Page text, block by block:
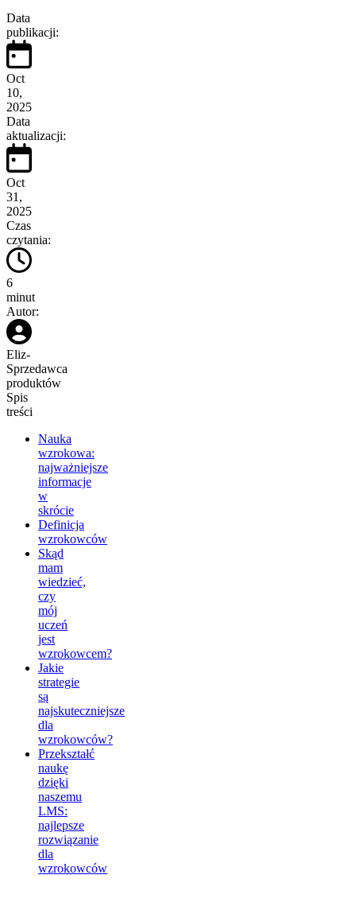
Data
publikacji:
Oct
10,
2025
Data
aktualizacji:
Oct
31,
2025
Czas
czytania:
6
minut
Autor:
Eliz-
Sprzedawca
produktów
Spis
treści
Nauka
wzrokowa:
najważniejsze
informacje
w
skrócie
Definicja
wzrokowców
Skąd
mam
wiedzieć,
czy
mój
uczeń
jest
wzrokowcem?
Jakie
strategie
są
najskuteczniejsze
dla
wzrokowców?
Przekształć
naukę
dzięki
naszemu
LMS:
najlepsze
rozwiązanie
dla
wzrokowców